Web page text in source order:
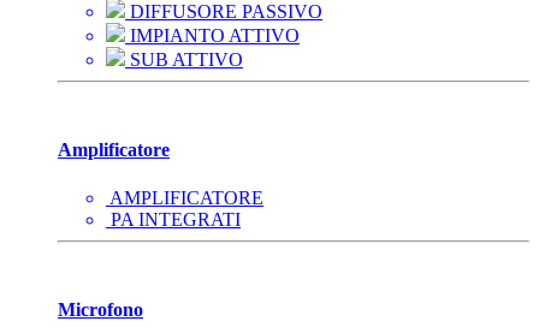
DIFFUSORE PASSIVO
IMPIANTO ATTIVO
SUB ATTIVO
Amplificatore
AMPLIFICATORE
PA INTEGRATI
Microfono